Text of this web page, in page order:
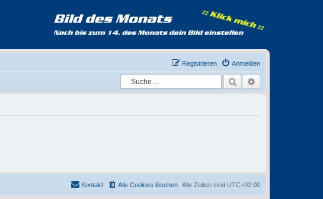
Anmelden
Registrieren
Suche
Alle Zeiten sind UTC+02:00
Alle Cookies löschen
Kontakt